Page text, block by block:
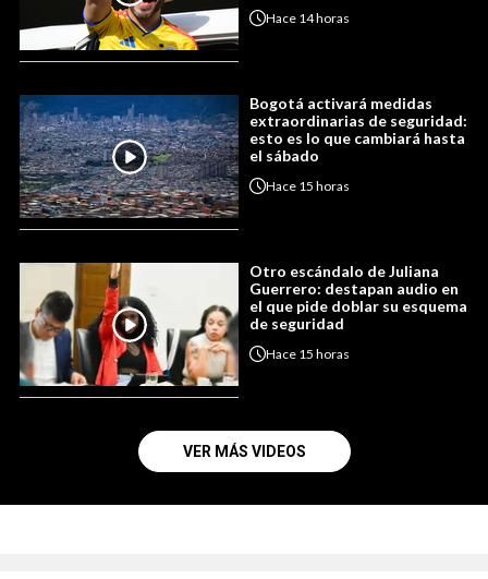
Hace 14 horas
Bogotá activará medidas
extraordinarias de seguridad:
esto es lo que cambiará hasta
el sábado
Hace 15 horas
Otro escándalo de Juliana
Guerrero: destapan audio en
el que pide doblar su esquema
de seguridad
Hace 15 horas
VER MÁS VIDEOS